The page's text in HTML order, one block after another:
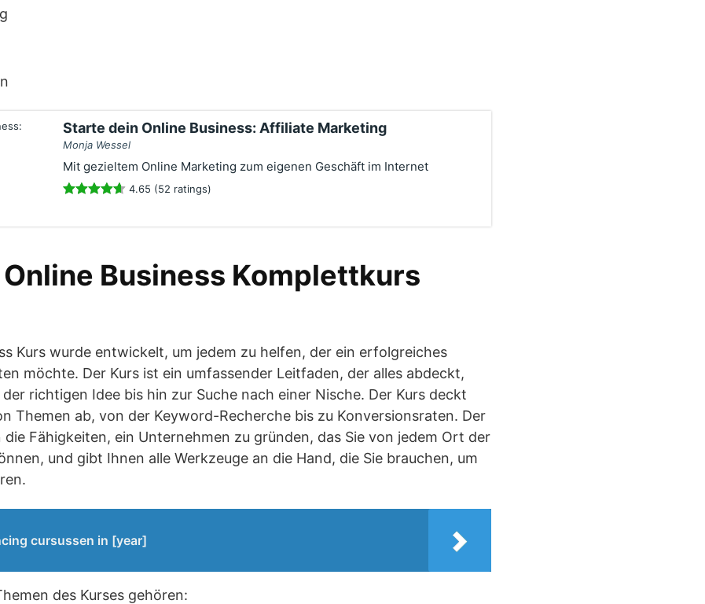
Starte dein Online Business: Affiliate Marketing
Monja Wessel
Mit gezieltem Online Marketing zum eigenen Geschäft im Internet
4.65 (52 ratings)
Business Komplettkurs
Kurs wurde entwickelt, um jedem zu helfen, der ein erfolgreiches
möchte. Der Kurs ist ein umfassender Leitfaden, der alles abdeckt,
richtigen Idee bis hin zur Suche nach einer Nische. Der Kurs deckt
Themen ab, von der Keyword-Recherche bis zu Konversionsraten. Der
Fähigkeiten, ein Unternehmen zu gründen, das Sie von jedem Ort der
und gibt Ihnen alle Werkzeuge an die Hand, die Sie brauchen, um
cursussen in [year]
des Kurses gehören: